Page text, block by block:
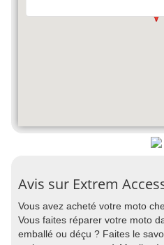
Avis sur Extrem
Vous avez acheté votre moto
Vous faites réparer votre moto
emballé ou déçu ? Faites le